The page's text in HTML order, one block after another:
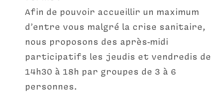
Afin de pouvoir accueillir un maximum
d’entre vous malgré la crise sanitaire,
nous proposons des après-midi
participatifs les jeudis et vendredis de
14h30 à 18h par groupes de 3 à 6
personnes.